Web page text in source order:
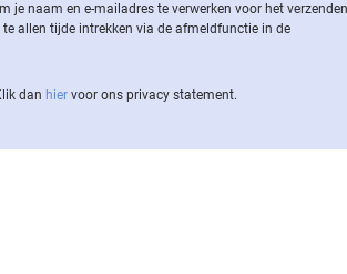
je naam en e-mailadres te verwerken voor het verzenden
allen tijde intrekken via de af­meld­func­tie in de
dan hier voor ons privacy statement.